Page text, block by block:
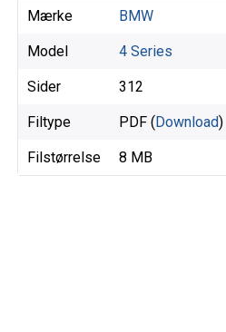
Mærke BMW
Model 4 Series
Sider 312
Filtype PDF (Download)
Filstørrelse 8 MB